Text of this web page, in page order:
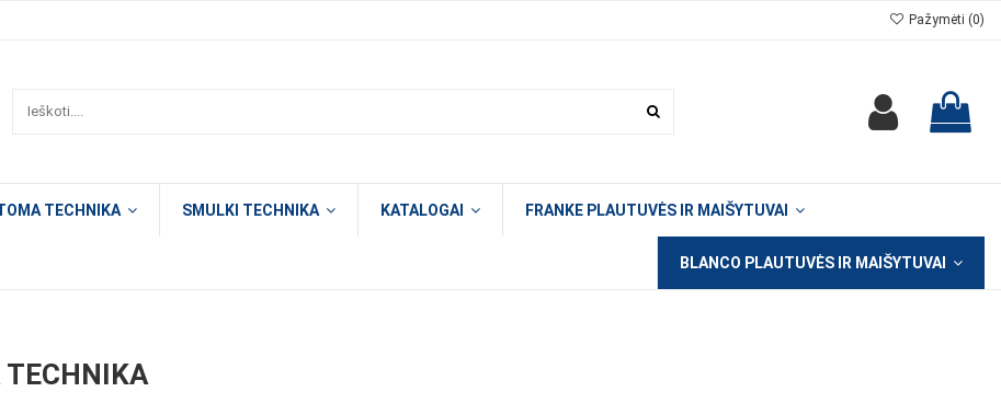
Pažymėti (0)
TECHNIKA SMULKI TECHNIKA KATALOGAI FRANKE PLAUTUVĖS IR MAIŠYTUVAI
BLANCO PLAUTUVĖS IR MAIŠYTUVAI